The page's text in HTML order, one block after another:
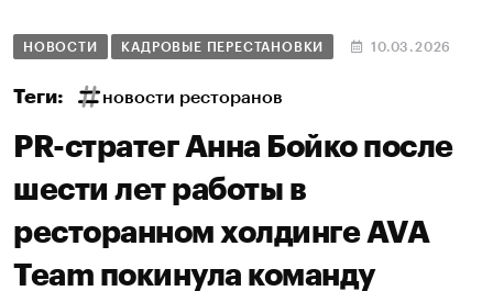
НОВОСТИ КАДРОВЫЕ ПЕРЕСТАНОВКИ 10.03.2026
Теги: новости ресторанов
PR-стратег Анна Бойко после
шести лет работы в
ресторанном холдинге AVA
Team покинула команду